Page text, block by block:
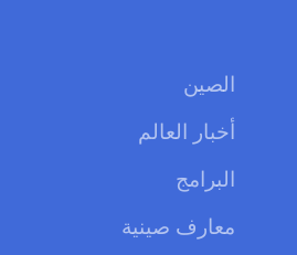
الصين
أخبار العالم
البرامج
معارف صينية